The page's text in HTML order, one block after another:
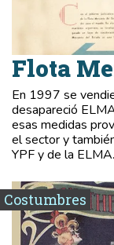
Flota
En 1997 se
desapareció
esas medidas
el sector y
YPF y de la ELMA.
Costumbres